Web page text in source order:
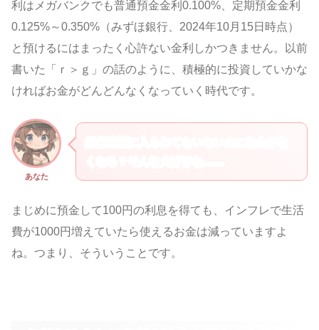
利はメガバンクでも普通預金金利0.100%、定期預金金利
0.125%～0.350%（みずほ銀行、2024年10月15日時点）
と預けるにはまったく心許ない金利しかつきません。以前
書いた「ｒ＞ｇ」の話のように、積極的に投資していかな
ければお金がどんどんなくなっていく時代です。
あなた
まじめに預金して100円の利息を得ても、インフレで生活
費が1000円増えていたら使えるお金は減っていますよ
ね。つまり、そういうことです。